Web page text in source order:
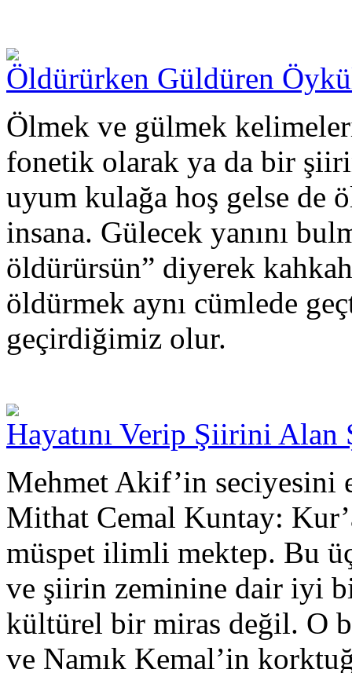
Öldürürken Güldüren
Ölmek ve gülmek
fonetik olarak ya da bir
uyum kulağa hoş gelse de
insana. Gülecek yanını
öldürürsün” diyerek
öldürmek aynı cümlede
geçirdiğimiz olur.
Hayatını Verip Şiirini
Mehmet Akif’in seciyesini
Mithat Cemal Kuntay:
müspet ilimli mektep. Bu
ve şiirin zeminine dair iyi
kültürel bir miras değil. O
ve Namık Kemal’in